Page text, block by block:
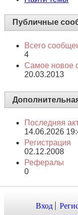
Публичные
Всего
4
Самое новое
20.03.2013
Последняя
14.06.2026
Регистрация
02.12.2008
Рефералы
0
Вход